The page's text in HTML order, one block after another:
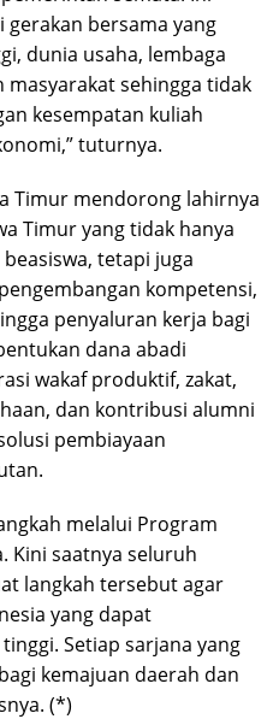
bersama yang
dunia usaha, lembaga
sehingga tidak
kesempatan kuliah
tuturnya.
Timur mendorong lahirnya
Timur yang tidak hanya
tetapi juga
kompetensi,
penyaluran kerja bagi
dana abadi
wakaf produktif, zakat,
dan kontribusi alumni
pembiayaan
melalui Program
Kini saatnya seluruh
langkah tersebut agar
yang dapat
Setiap sarjana yang
kemajuan daerah dan
(*)